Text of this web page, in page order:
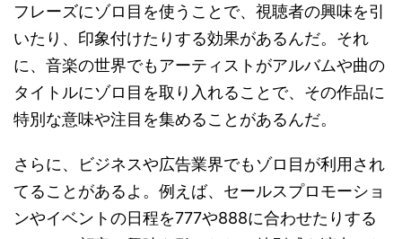
フレーズにゾロ目を使うことで、視聴者の興味を引
いたり、印象付けたりする効果があるんだ。それ
に、音楽の世界でもアーティストがアルバムや曲の
タイトルにゾロ目を取り入れることで、その作品に
特別な意味や注目を集めることがあるんだ。
さらに、ビジネスや広告業界でもゾロ目が利用され
てることがあるよ。例えば、セールスプロモーショ
ンやイベントの日程を777や888に合わせたりする